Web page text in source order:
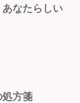
なたらしい
処方箋